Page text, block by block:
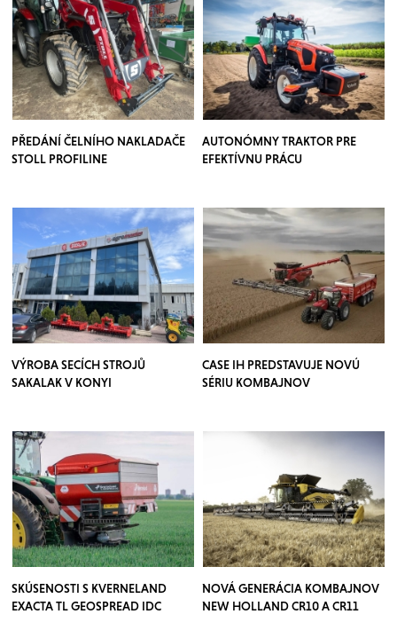
PŘEDÁNÍ ČELNÍHO NAKLADAČE
STOLL PROFILINE
AUTONÓMNY TRAKTOR PRE
EFEKTÍVNU PRÁCU
VÝROBA SECÍCH STROJŮ
SAKALAK V KONYI
CASE IH PREDSTAVUJE NOVÚ
SÉRIU KOMBAJNOV
SKÚSENOSTI S KVERNELAND
EXACTA TL GEOSPREAD IDC
NOVÁ GENERÁCIA KOMBAJNOV
NEW HOLLAND CR10 A CR11